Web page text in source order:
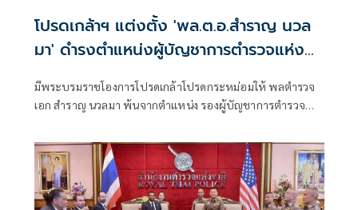
โปรดเกล้าฯ แต่งตั้ง 'พล.ต.อ.สำราญ นวล
มา' ดำรงตำแหน่งผู้บัญชาการตำรวจแห่ง
มีพระบรมราชโองการโปรดเกล้าโปรดกระหม่อมให้ พลตำรวจ
เอก สำราญ นวลมา พ้นจากตำแหน่ง รองผู้บัญชาการตำรวจ